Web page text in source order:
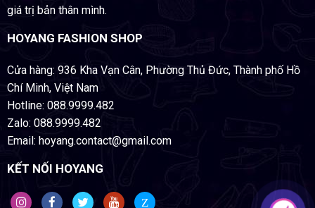
giá trị bản thân mình.
HOYANG FASHION SHOP
Cửa hàng: 936 Kha Vạn Cân, Phường Thủ Đức, Thành phố Hồ
Chí Minh, Việt Nam
Hotline: 088.9999.482
Zalo: 088.9999.482
Email: hoyang.contact@gmail.com
KẾT NỐI HOYANG
Z